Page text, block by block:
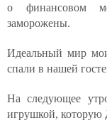
о финансовом
заморожены.
Идеальный мир
спали в нашей
На следующее
игрушкой, которую